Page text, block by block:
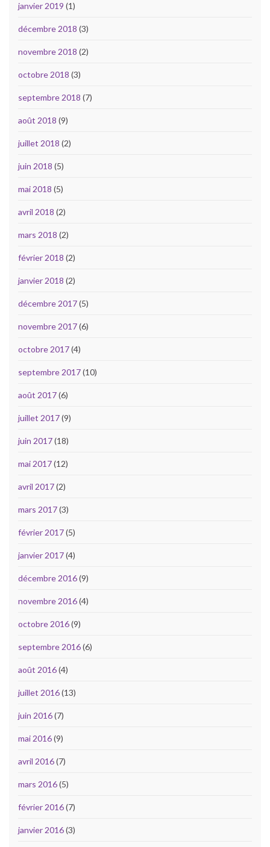
janvier 2019 (1)
décembre 2018 (3)
novembre 2018 (2)
octobre 2018 (3)
septembre 2018 (7)
août 2018 (9)
juillet 2018 (2)
juin 2018 (5)
mai 2018 (5)
avril 2018 (2)
mars 2018 (2)
février 2018 (2)
janvier 2018 (2)
décembre 2017(5)
novembre 2017(6)
octobre 2017(4)
septembre 2017(10)
août 2017(6)
juillet 2017(9)
juin 2017(18)
mai 2017(12)
avril 2017(2)
mars 2017(3)
février 2017(5)
janvier 2017(4)
décembre 2016(9)
novembre 2016(4)
octobre 2016(9)
septembre 2016(6)
août 2016(4)
juillet 2016(13)
juin 2016(7)
mai 2016(9)
avril 2016(7)
mars 2016(5)
février 2016(7)
janvier 2016(3)